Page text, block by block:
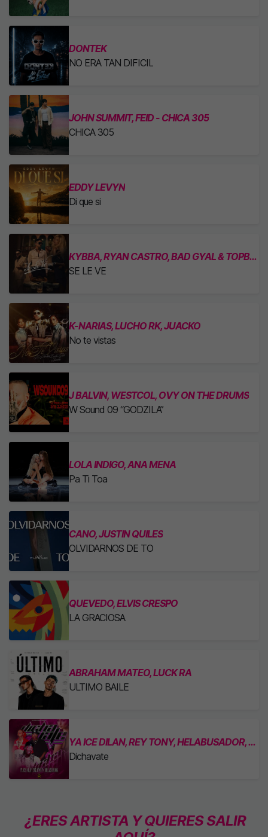
DONTEK
NO ERA TAN DIFICIL
JOHN SUMMIT, FEID - CHICA 305
CHICA 305
EDDY LEVYN
Di que si
KYBBA, RYAN CASTRO, BAD GYAL & TOPBOY
SE LE VE
K-NARIAS, LUCHO RK, JUACKO
No te vistas
J BALVIN, WESTCOL, OVY ON THE DRUMS
W Sound 09 “GODZILA”
LOLA INDIGO, ANA MENA
Pa Ti Toa
CANO, JUSTIN QUILES
OLVIDARNOS DE TO
QUEVEDO, ELVIS CRESPO
LA GRACIOSA
ABRAHAM MATEO, LUCK RA
ULTIMO BAILE
YA ICE DILAN, REY TONY, HELABUSADOR, JIPMUSIC GLOBAL & DJ HONDA
Dichavate
¿ERES ARTISTA Y QUIERES SALIR